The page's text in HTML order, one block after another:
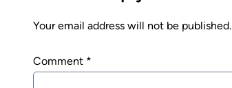
Your email address will not be published.
Comment *